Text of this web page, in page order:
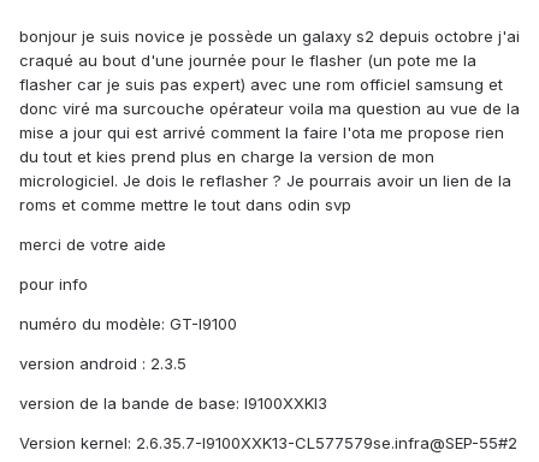
bonjour je suis novice je possède un galaxy s2 depuis octobre j'ai
craqué au bout d'une journée pour le flasher (un pote me la
flasher car je suis pas expert) avec une rom officiel samsung et
donc viré ma surcouche opérateur voila ma question au vue de la
mise a jour qui est arrivé comment la faire l'ota me propose rien
du tout et kies prend plus en charge la version de mon
micrologiciel. Je dois le reflasher ? Je pourrais avoir un lien de la
roms et comme mettre le tout dans odin svp
merci de votre aide
pour info
numéro du modèle: GT-I9100
version android : 2.3.5
version de la bande de base: I9100XXKI3
Version kernel: 2.6.35.7-I9100XXK13-CL577579se.infra@SEP-55#2